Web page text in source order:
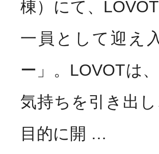
棟）にて、
一員として迎え
ー」。LOVOTは
気持ちを引き出
目的に開 …